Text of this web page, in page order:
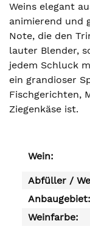
Weins elegant
animierend und
Note, die den
lauter Blender,
jedem Schluck
ein grandioser
Fischgerichten,
Ziegenkäse ist.
Wein:
Abfüller /
Anbaugebiet:
Weinfarbe: